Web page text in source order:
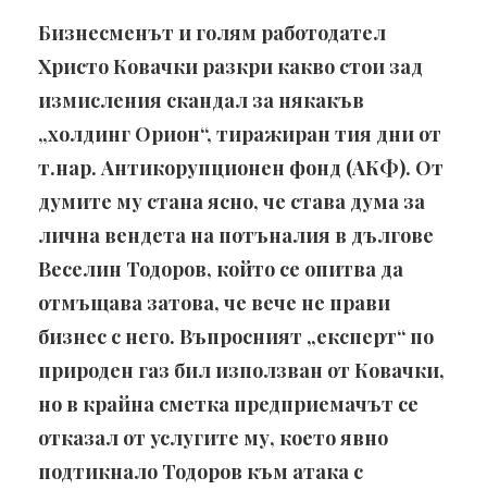
Бизнесменът и голям работодател
Христо Ковачки разкри какво стои зад
измисления скандал за някакъв
„холдинг Орион“, тиражиран тия дни от
т.нар. Антикорупционен фонд (АКФ). От
думите му стана ясно, че става дума за
лична вендета на потъналия в дългове
Веселин Тодоров, който се опитва да
отмъщава затова, че вече не прави
бизнес с него. Въпросният „експерт“ по
природен газ бил използван от Ковачки,
но в крайна сметка предприемачът се
отказал от услугите му, което явно
подтикнало Тодоров към атака с